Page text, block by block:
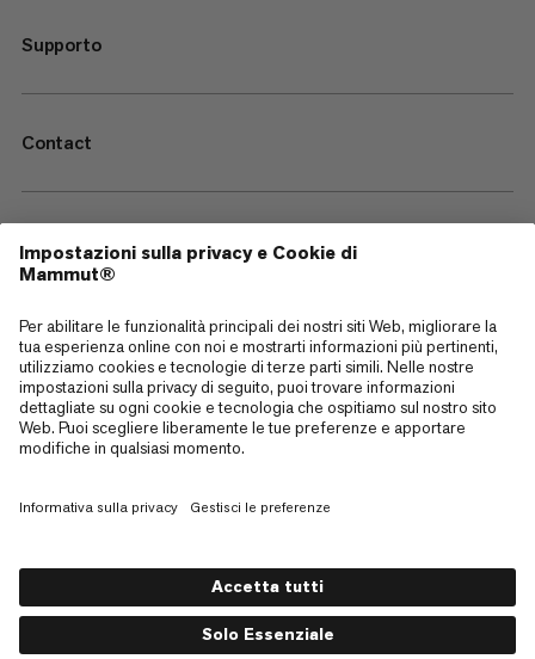
Supporto
Contact
—
Sitemap
Cookies
Note legali